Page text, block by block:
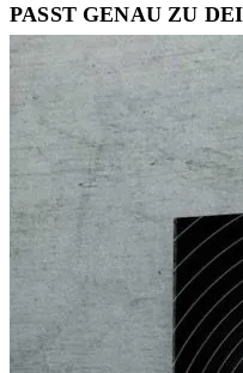
PASST GENAU ZU